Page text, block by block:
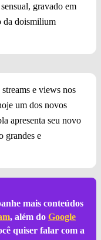
gravado em
da doismilium
e views nos
um dos novos
apresenta seu novo
grandes e
mais conteúdos
, além do Google
quiser falar com a